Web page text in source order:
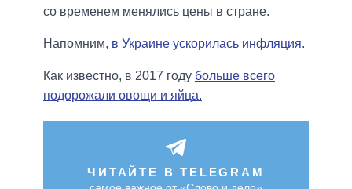
со временем менялись цены в стране.
Напомним, в Украине ускорилась инфляция.
Как известно, в 2017 году больше всего
подорожали овощи и яйца.
ЧИТАЙТЕ В TELEGRAM